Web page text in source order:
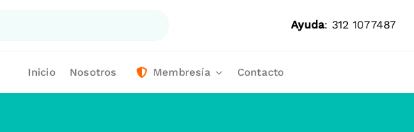
Ayuda: 312 1077487
Inicio Nosotros Membresía Contacto